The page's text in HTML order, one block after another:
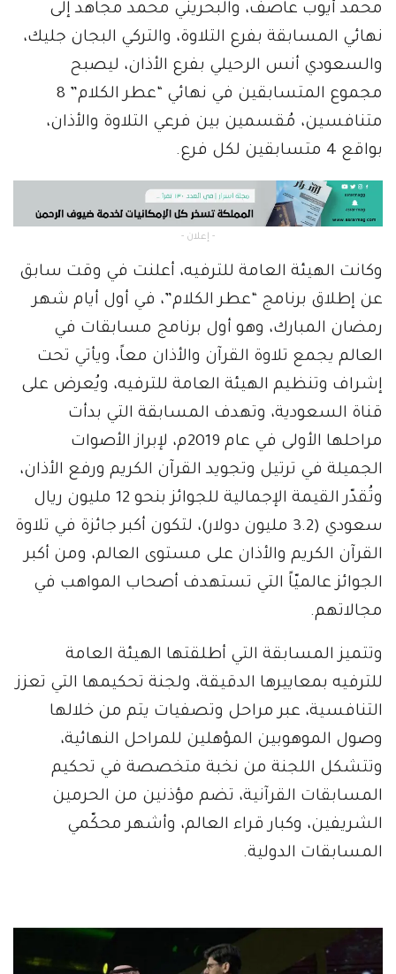
محمد أيوب عاصف، والبحريني محمد مجاهد إلى
نهائي المسابقة بفرع التلاوة، والتركي البجان جليك،
والسعودي أنس الرحيلي بفرع الأذان، ليصبح
مجموع المتسابقين في نهائي “عطر الكلام” 8
متنافسين، مُقسمين بين فرعي التلاوة والأذان،
بواقع 4 متسابقين لكل فرع.
- إعلان -
وكانت الهيئة العامة للترفيه، أعلنت في وقت سابق
عن إطلاق برنامج “عطر الكلام”، في أول أيام شهر
رمضان المبارك، وهو أول برنامج مسابقات في
العالم يجمع تلاوة القرآن والأذان معاً، ويأتي تحت
إشراف وتنظيم الهيئة العامة للترفيه، ويُعرض على
قناة السعودية، وتهدف المسابقة التي بدأت
مراحلها الأولى في عام 2019م، لإبراز الأصوات
الجميلة في ترتيل وتجويد القرآن الكريم ورفع الأذان،
وتُقدّر القيمة الإجمالية للجوائز بنحو 12 مليون ريال
سعودي (3.2 مليون دولار)، لتكون أكبر جائزة في تلاوة
القرآن الكريم والأذان على مستوى العالم، ومن أكبر
الجوائز عالميّاً التي تستهدف أصحاب المواهب في
مجالاتهم.
وتتميز المسابقة التي أطلقتها الهيئة العامة
للترفيه بمعاييرها الدقيقة، ولجنة تحكيمها التي تعزز
التنافسية، عبر مراحل وتصفيات يتم من خلالها
وصول الموهوبين المؤهلين للمراحل النهائية،
وتتشكل اللجنة من نخبة متخصصة في تحكيم
المسابقات القرآنية، تضم مؤذنين من الحرمين
الشريفين، وكبار قراء العالم، وأشهر محكّمي
المسابقات الدولية.